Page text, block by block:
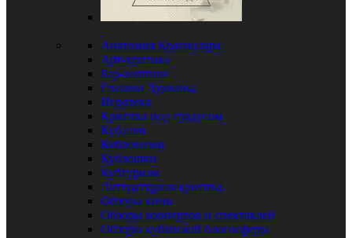
Анатомия Краснодара
Арт-критика
Бар-хоппинг
Глазами Думкина
Игротека
Критика под градусом
Куб.com
Кубловизор
Кублошки
Кубтуризм
Литературная критика
Обзоры кино
Обзоры концертов и спектаклей
Обзоры кубанской блогосферы